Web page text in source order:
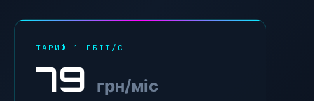
ТАРИФ 1 ГБІТ/С
79 грн/міс